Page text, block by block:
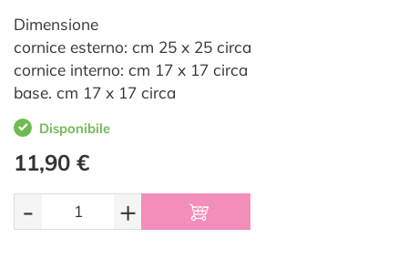
Dimensione
cornice esterno: cm 25 x 25 circa
cornice interno: cm 17 x 17 circa
base. cm 17 x 17 circa
Disponibile
11,90 €
- +